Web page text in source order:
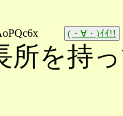
(・∀・)ｲｲ!!
所を持